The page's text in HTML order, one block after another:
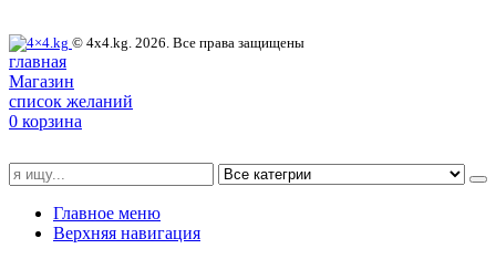
© 4x4.kg. 2026. Все права защищены
главная
Магазин
список желаний
0 корзина
Главное меню
Верхняя навигация